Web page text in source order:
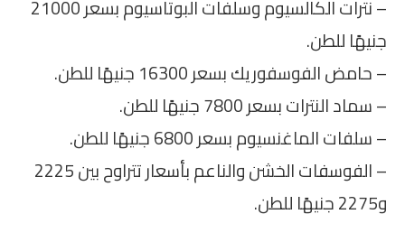
– نترات الكالسيوم وسلفات البوتاسيوم بسعر 21000
جنيهًا للطن.
– حامض الفوسفوريك بسعر 16300 جنيهًا للطن.
– سماد النترات بسعر 7800 جنيهًا للطن.
– سلفات الماغنسيوم بسعر 6800 جنيهًا للطن.
– الفوسفات الخشن والناعم بأسعار تتراوح بين 2225
و2275 جنيهًا للطن.